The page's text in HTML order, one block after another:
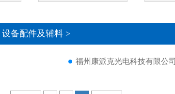
设备配件及辅料 >
福州康派克光电科技有限公司